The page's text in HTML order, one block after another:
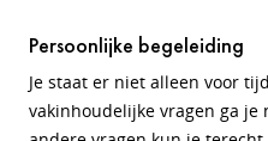
Persoonlijke begeleiding
Je staat er niet alleen voor
vakinhoudelijke vragen ga je